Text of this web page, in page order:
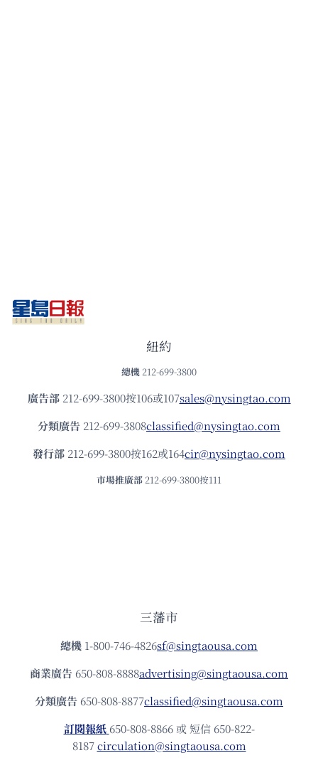
紐約
總機 212-699-3800
廣告部212-699-3800按106或107sales@nysingtao.com
分類廣告 212-699-3808classified@nysingtao.com
發⾏部 212-699-3800按162或164cir@nysingtao.com
市場推廣部 212-699-3800按111
三藩市
總機 1-800-746-4826sf@singtaousa.com
商業廣告 650-808-8888advertising@singtaousa.com
分類廣告 650-808-8877classified@singtaousa.com
訂閱報紙 650-808-8866 或 短信 650-822-
8187circulation@singtaousa.com